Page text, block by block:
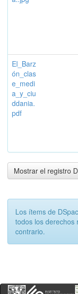
El_Barz
ón_clas
e_medi
a_y_ciu
ddania.
pdf
Mostrar el registro
Los ítems de
todos los derechos
contrario.